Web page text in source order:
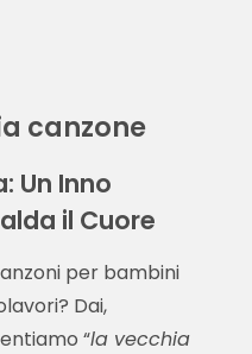
canzone
Un Inno
il Cuore
per bambini
Dai,
“la vecchia